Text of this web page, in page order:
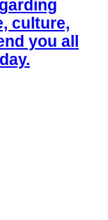
culture,
you all